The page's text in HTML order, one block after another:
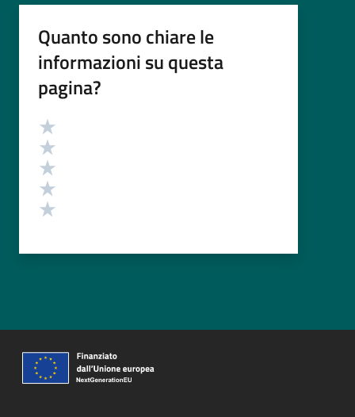
Quanto sono chiare le
informazioni su questa
pagina?
Valutazione